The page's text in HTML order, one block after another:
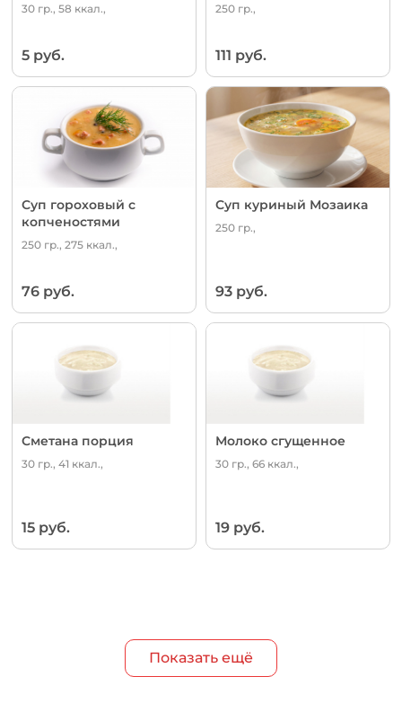
30 гр., 58 ккал.,
5 руб.
250 гр.,
111 руб.
Суп гороховый с
копченостями
250 гр., 275 ккал.,
76 руб.
Суп куриный Мозаика
250 гр.,
93 руб.
Сметана порция
30 гр., 41 ккал.,
15 руб.
Молоко сгущенное
30 гр., 66 ккал.,
19 руб.
Показать ещё